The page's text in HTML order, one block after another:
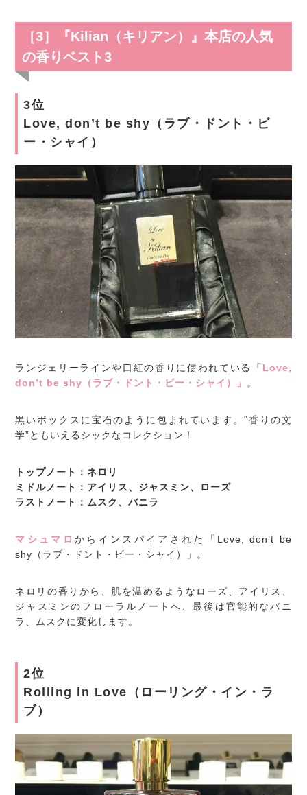
［3］『Kilian（キリアン）』本店の人気
の香りベスト3
3位
Love, don’t be shy（ラブ・ドント・ビ
ー・シャイ）
ランジェリーラインや口紅の香りに使われている
「Love,
don’t be shy（ラブ・ドント・ビー・シャイ）」 。
黒いボックスに宝石のように包まれています。“香りの文
学”ともいえるシックなコレクション！
トップノート：ネロリ
ミドルノート：アイリス、ジャスミン、ローズ
ラストノート：ムスク、バニラ
マシュマロからインスパイアされた「Love, don’t be
shy（ラブ・ドント・ビー・シャイ）」。
ネロリの香りから、肌を温めるようなローズ、アイリス、
ジャスミンのフローラルノートへ、最後は官能的なバニ
ラ、ムスクに変化します。
2位
Rolling in Love（ローリング・イン・ラ
ブ）